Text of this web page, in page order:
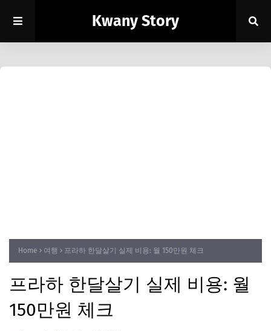
Kwany Story
Home 여행 프라하 한달살기 실제 비용: 월 150만원 체크
프라하 한달살기 실제 비용: 월
150만원 체크